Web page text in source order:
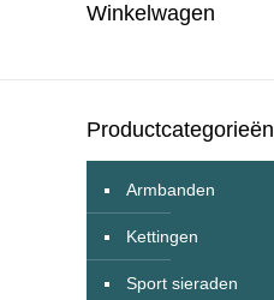
Winkelwagen
Productcategorieën
Armbanden
Kettingen
Sport sieraden